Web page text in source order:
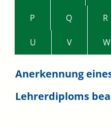
P Q R
U V W
Anerkennung
Lehrerdiploms